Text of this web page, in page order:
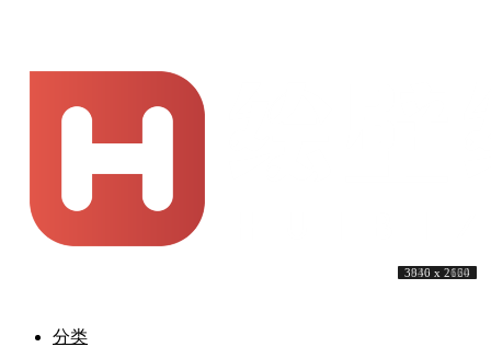
分类
4032 x 2688
3840 x 2160
3840 x 2160
3440 x 1440
3840 x 2160
3440 x 1440
3840 x 2160
3840 x 2160
3840 x 2160
3936 x 2624